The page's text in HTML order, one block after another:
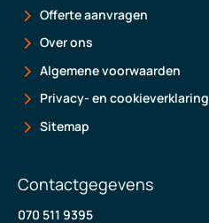
Offerte aanvragen
Over ons
Algemene voorwaarden
Privacy- en cookieverklaring
Sitemap
Contactgegevens
070 511 9395